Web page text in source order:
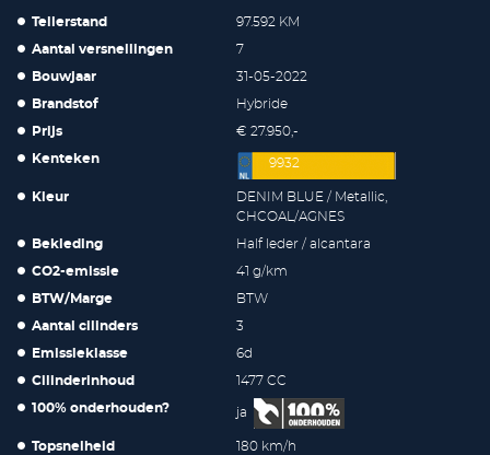
Tellerstand 97.592 KM
Aantal versnellingen 7
Bouwjaar 31-05-2022
Brandstof Hybride
Prijs € 27.950,-
Kenteken 9932
Kleur
DENIM BLUE / Metallic,
CHCOAL/AGNES
Bekleding Half leder / alcantara
CO2-emissie 41 g/km
BTW/Marge BTW
Aantal cilinders 3
Emissieklasse 6d
Cilinderinhoud 1477 CC
100% onderhouden? ja
Topsnelheid 180 km/h